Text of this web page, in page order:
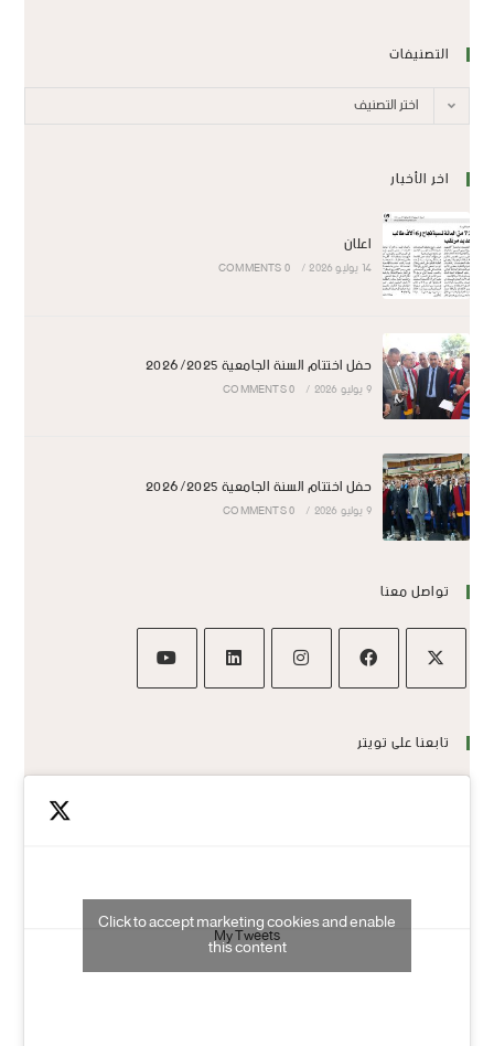
التصنيفات
اختر التصنيف
اخر الأخبار
اعلان
14 يوليو 2026 /
0 COMMENTS
حفل اختتام السنة الجامعية 2026/2025
9 يوليو 2026 /
0 COMMENTS
حفل اختتام السنة الجامعية 2026/2025
9 يوليو 2026 /
0 COMMENTS
تواصل معنا
تابعنا على تويتر
My Tweets
Click to accept marketing cookies and enable
this content